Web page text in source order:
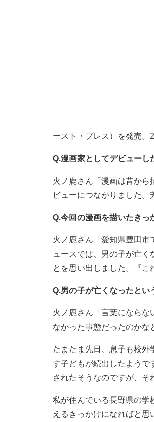
ースト・プレス）を発売。
Q.漫画家としてデビューし
火ノ鹿さん「漫画は昔から
ビューにつながりました。
Q.今回の漫画を描いたきっ
火ノ鹿さん「愛知県豊田市
ュースでは、男の子が亡
とを思い出しました。『こ
Q.男の子が亡くなったとい
火ノ鹿さん「言葉にならな
なかった事態だったのかな
たまたま先日、息子も校外
す子どもが続出したようで
されたそうなのですが、そ
私が住んでいる長野県の学
えるきっかけになればと思